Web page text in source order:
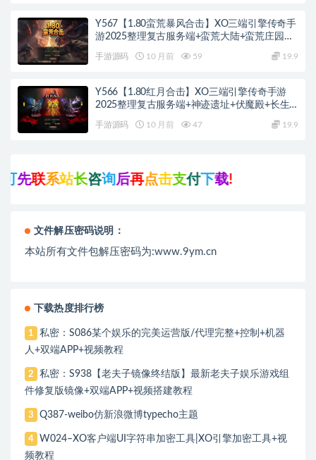
Y567【1.80蛮荒暴风合击】XO三端引擎传奇手
游2025整理复古服务端+蛮荒大陆+蛮荒庄园
手游源码 10 月前 59 19.9
Y566【1.80红月合击】XO三端引擎传奇手游
2025整理复古服务端+神迹遗址+伏魔殿+长生
手游源码 10 月前 47 19.9
系站长咨询后再点击支付下载!
文件解压密码说明：
本站所有文件包解压密码为:www.9ym.cn
下载热度排行榜
1
私密：S086某个娱乐的完美运营版/代理完整+控制+机器
人+双端APP+视频教程
2
私密：S938【老夫子镜像终结版】最新老夫子娱乐游戏组
件修复版镜像+双端APP+视频搭建教程
3 Q387-weibo仿新浪微博typecho主题
4
W024–XO客户端UI字符串加密工具|XO引擎加密工具+视
频教程